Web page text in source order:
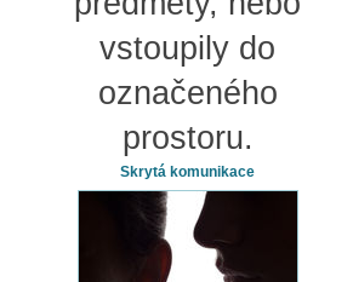
vstoupily do
označeného
prostoru.
Skrytá komunikace